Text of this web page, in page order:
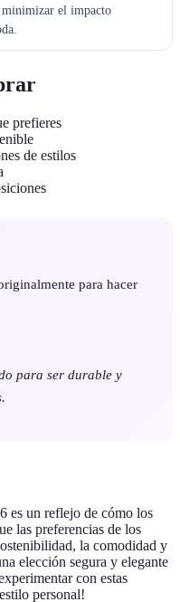
minimizar el impacto
prefieres
de estilos
para hacer
para ser durable y
es un reflejo de cómo los
las preferencias de los
la comodidad y
elección segura y elegante
con estas
personal!